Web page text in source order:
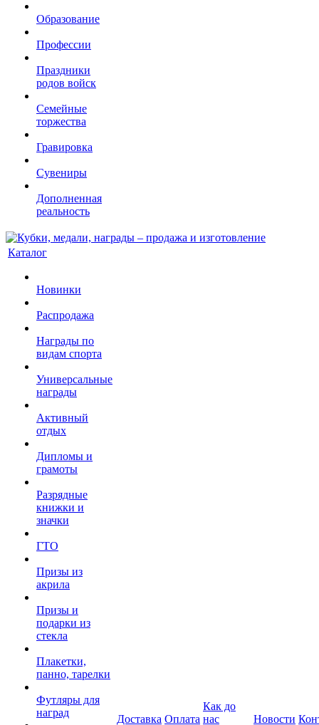
Образование
Профессии
Праздники
родов войск
Семейные
торжества
Гравировка
Сувениры
Дополненная
реальность
Каталог
Новинки
Распродажа
Награды по
видам спорта
Универсальные
награды
Активный
отдых
Дипломы и
грамоты
Разрядные
книжки и
значки
ГТО
Призы из
акрила
Призы и
подарки из
стекла
Плакетки,
панно, тарелки
Футляры для
наград
Доставка Оплата
Как до
нас
Новости